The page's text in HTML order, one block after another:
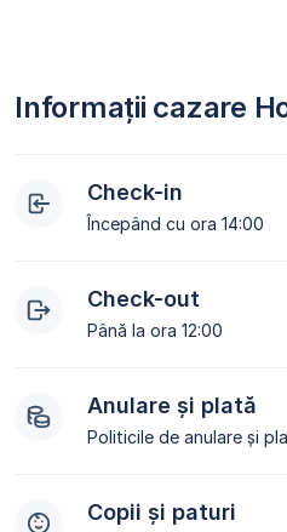
Informații cazare
Check-in
Începând cu ora 14:00
Check-out
Până la ora 12:00
Anulare și plată
Politicile de anulare și
Copii și paturi